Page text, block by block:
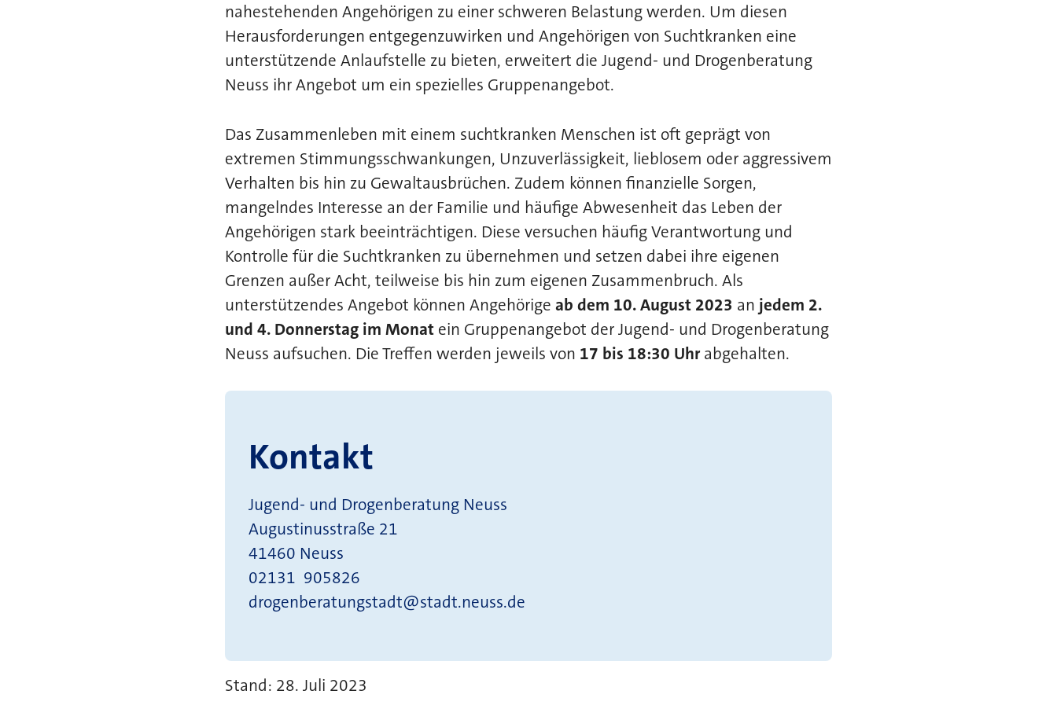
nahestehenden Angehörigen zu einer schweren Belastung werden. Um diesen
Herausforderungen entgegenzuwirken und Angehörigen von Suchtkranken eine
unterstützende Anlaufstelle zu bieten, erweitert die Jugend- und Drogenberatung
Neuss ihr Angebot um ein spezielles Gruppenangebot.
Das Zusammenleben mit einem suchtkranken Menschen ist oft geprägt von
extremen Stimmungsschwankungen, Unzuverlässigkeit, lieblosem oder aggressivem
Verhalten bis hin zu Gewaltausbrüchen. Zudem können finanzielle Sorgen,
mangelndes Interesse an der Familie und häufige Abwesenheit das Leben der
Angehörigen stark beeinträchtigen. Diese versuchen häufig Verantwortung und
Kontrolle für die Suchtkranken zu übernehmen und setzen dabei ihre eigenen
Grenzen außer Acht, teilweise bis hin zum eigenen Zusammenbruch. Als
unterstützendes Angebot können Angehörige ab dem 10. August 2023 an jedem 2.
und 4. Donnerstag im Monat ein Gruppenangebot der Jugend- und Drogenberatung
Neuss aufsuchen. Die Treffen werden jeweils von 17 bis 18:30 Uhrabgehalten.
Kontakt
Jugend- und Drogenberatung Neuss
Augustinusstraße 21
41460 Neuss
02131 905826
drogenberatungstadt@stadt.neuss.de
Stand: 28. Juli 2023